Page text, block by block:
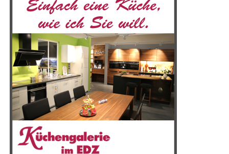
bie­tet die Mes­se­hal­le aus­rei­chend Platz für die viel­fäl­ti­
gen Prä­sen­ta­tio­nen. Besu­cher, die mit dem Auto anrei­
sen, pro­fi­tie­ren von den kos­ten­frei­en Park­mög­lich­kei­
ten direkt an der Emslandhalle.
Anzeige